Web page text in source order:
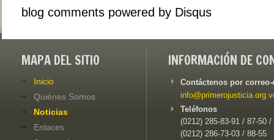
blog comments powered by Disqus
MAPA DEL SITIO
Inicio
Quiénes Somos
Noticias
Enlaces
INFORMACIÓN DE
Contáctenos por
Teléfonos
(0212) 285-83-91 / 87-50 /
(0212) 286-73-03 / 88-55